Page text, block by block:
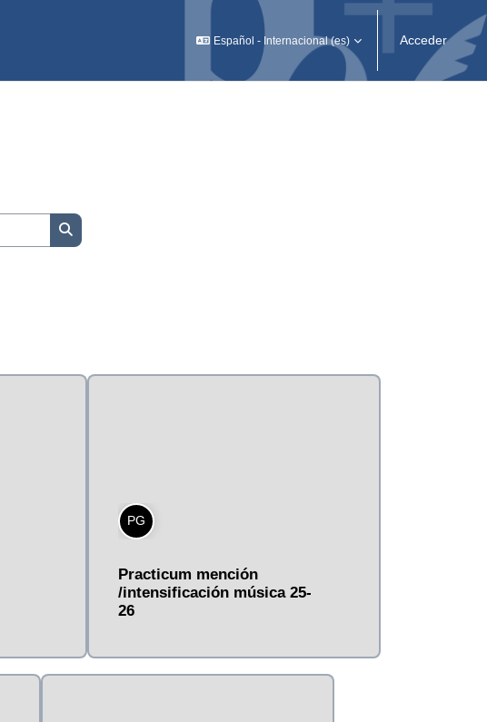
Español - Internacional ‎(es)‎ Acceder
Buscar cursos
Practicum mención
/intensificación música 25-
26
PG